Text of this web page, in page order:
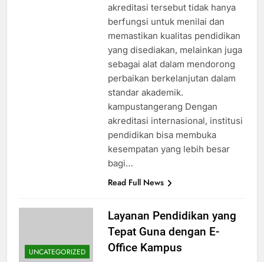
akreditasi tersebut tidak hanya
berfungsi untuk menilai dan
memastikan kualitas pendidikan
yang disediakan, melainkan juga
sebagai alat dalam mendorong
perbaikan berkelanjutan dalam
standar akademik.
kampustangerang Dengan
akreditasi internasional, institusi
pendidikan bisa membuka
kesempatan yang lebih besar
bagi…
Read Full News
UNCATEGORIZED
Layanan Pendidikan yang
Tepat Guna dengan E-
Office Kampus